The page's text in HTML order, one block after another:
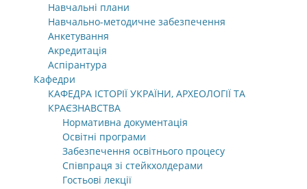
Навчальні плани
Навчально-методичне забезпечення
Анкетування
Акредитація
Аспірантура
Кафедри
КАФЕДРА ІСТОРІЇ УКРАЇНИ, АРХЕОЛОГІЇ ТА
КРАЄЗНАВСТВА
Нормативна документація
Освітні програми
Забезпечення освітнього процесу
Співпраця зі стейкхолдерами
Гостьові лекції